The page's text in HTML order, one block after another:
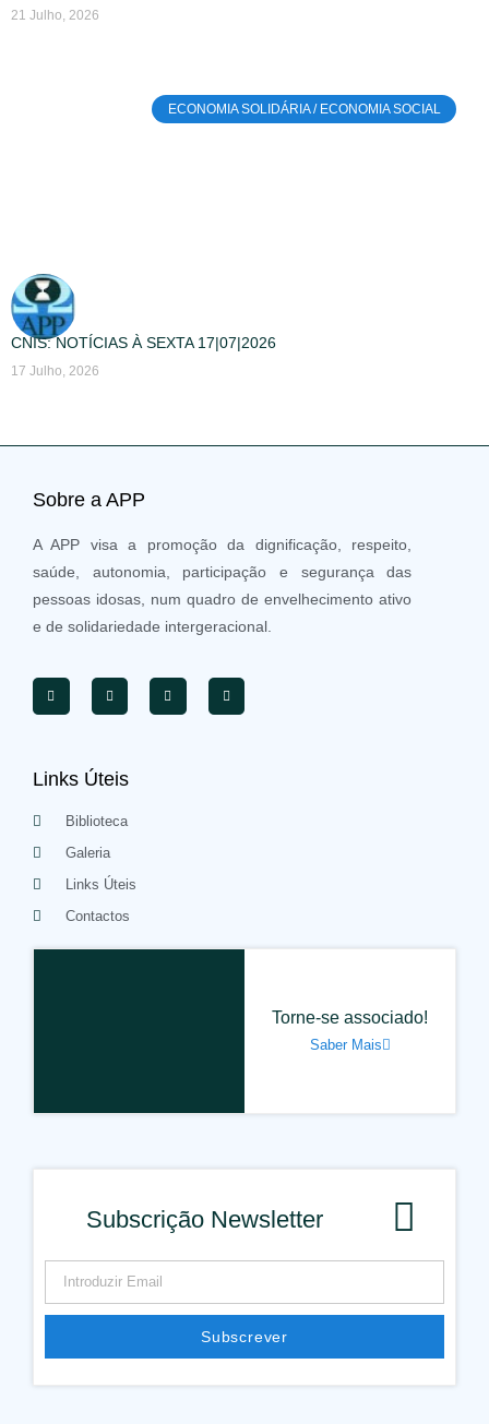
21 Julho, 2026
ECONOMIA SOLIDÁRIA / ECONOMIA SOCIAL
CNIS: NOTÍCIAS À SEXTA 17|07|2026
17 Julho, 2026
Sobre a APP
A APP visa a promoção da dignificação, respeito,
saúde, autonomia, participação e segurança das
pessoas idosas, num quadro de envelhecimento ativo
e de solidariedade intergeracional.
Links Úteis
Biblioteca
Galeria
Links Úteis
Contactos
Torne-se associado!
Saber Mais
Subscrição Newsletter
Subscrever